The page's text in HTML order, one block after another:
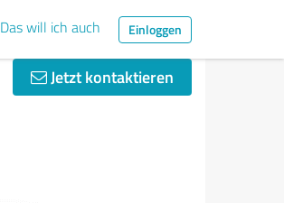
Das will ich auch Einloggen
Jetzt kontaktieren